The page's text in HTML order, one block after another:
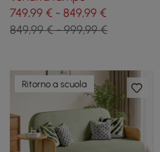
749,99 € - 849,99 €
849,99 € - 999,99 €
Ritorno a scuola